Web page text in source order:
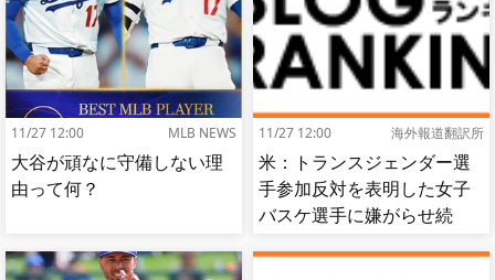
11/27 12:00 MLB NEWS
大谷が頑なに守備しない理
由って何？
11/27 12:00 海外報道翻訳所
米：トランスジェンダー選
手参加反対を表明した女子
バスケ選手に嫌がらせ続